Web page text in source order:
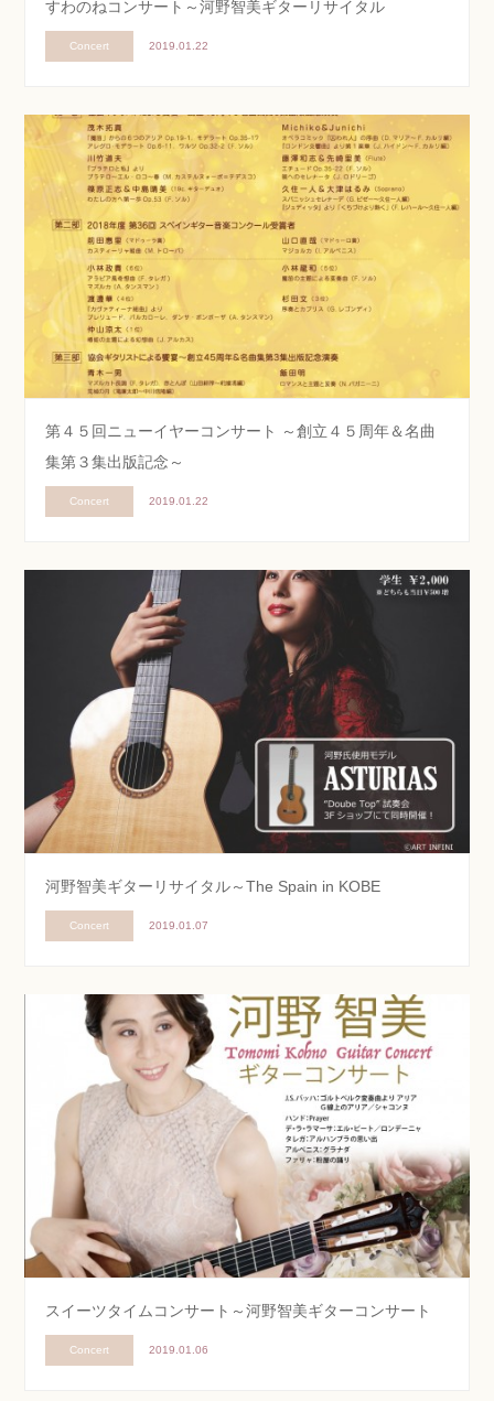
すわのねコンサート～河野智美ギターリサイタル
Concert 2019.01.22
第４５回ニューイヤーコンサート ～創立４５周年＆名曲
集第３集出版記念～
Concert 2019.01.22
河野智美ギターリサイタル～The Spain in KOBE
Concert 2019.01.07
スイーツタイムコンサート～河野智美ギターコンサート
Concert 2019.01.06